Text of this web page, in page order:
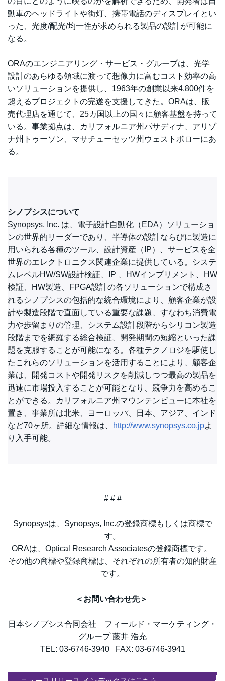
動車のヘッドライトや街灯、携帯電話のディスプレイとい
った、光度/配光/均一性が求められる製品の設計が可能に
なる。
ORAのエンジニアリング・サービス・グループは、光学
設計のあらゆる領域に渡って想像力に富むコスト効率の高
いソリューションを提供し、1963年の創業以来4,800件を
超えるプロジェクトの完遂を支援してきた。ORAは、販
売代理店を通じて、25カ国以上の国々に顧客基盤を持って
いる。事業拠点は、カリフォルニア州パサディナ、アリゾ
ナ州トゥーソン、マサチューセッツ州ウェストボローにあ
る。
シノプシスについて
Synopsys, Inc. は、電子設計自動化（EDA）ソリューショ
ンの世界的リーダーであり、半導体の設計ならびに製造に
用いられる各種のツール、設計資産（IP）、サービスを全
世界のエレクトロニクス関連企業に提供している。システ
ムレベルHW/SW設計検証、IP 、HWインプリメント、HW
検証、HW製造、FPGA設計の各ソリューションで構成さ
れるシノプシスの包括的な統合環境により、顧客企業が設
計や製造段階で直面している重要な課題、すなわち消費電
力や歩留まりの管理、システム設計段階からシリコン製造
段階までを網羅する総合検証、開発期間の短縮といった課
題を克服することが可能になる。各種テクノロジを駆使し
たこれらのソリューションを活用することにより、顧客企
業は、開発コストや開発リスクを削減しつつ最高の製品を
迅速に市場投入することが可能となり、競争力を高めるこ
とができる。カリフォルニア州マウンテンビューに本社を
置き、事業所は北米、ヨーロッパ、日本、アジア、インド
など70ヶ所。詳細な情報は、
http://www.synopsys.co.jpよ
り入手可能。
# # #
Synopsysは、Synopsys, Inc.の登録商標もしくは商標で
す。
ORAは、Optical Research Associatesの登録商標です。
その他の商標や登録商標は、それぞれの所有者の知的財産
です。
＜お問い合わせ先＞
日本シノプシス合同会社 フィールド・マーケティング・
グループ 藤井 浩充
TEL: 03-6746-3940 FAX: 03-6746-3941